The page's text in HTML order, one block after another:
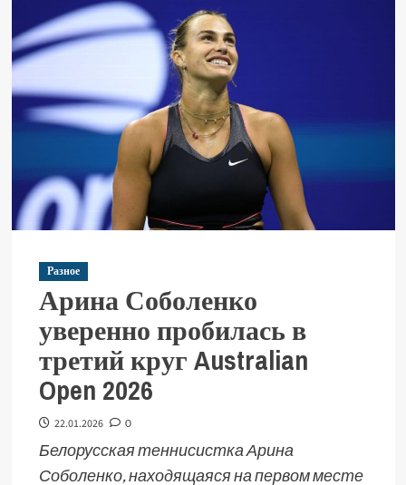
Разное
Арина Соболенко
уверенно пробилась в
третий круг Australian
Open 2026
22.01.2026 0
Белорусская теннисистка Арина
Соболенко, находящаяся на первом месте